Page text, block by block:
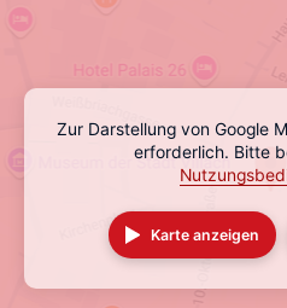
Zur Darstellung von Google
erforderlich. Bitte
Karte anzeigen